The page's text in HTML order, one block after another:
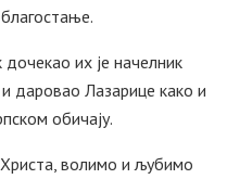
их је начелник
даровао Лазарице како и
обичају.
волимо и љубимо